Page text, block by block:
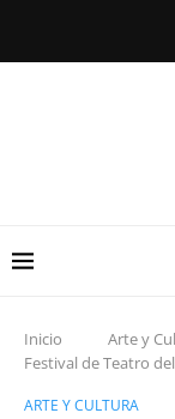
Inicio Arte y
Festival de Teatro
ARTE Y CULTURA